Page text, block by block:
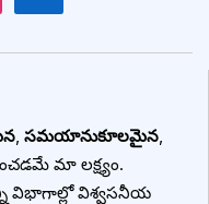
సమయానుకూలమైన
మా లక్ష్యం.
విభాగాల్లో విశ్వసనీయ